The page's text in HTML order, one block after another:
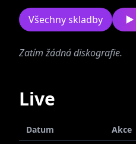
Všechny skladby
Zatím žádná diskografie.
Live
Datum
Akce